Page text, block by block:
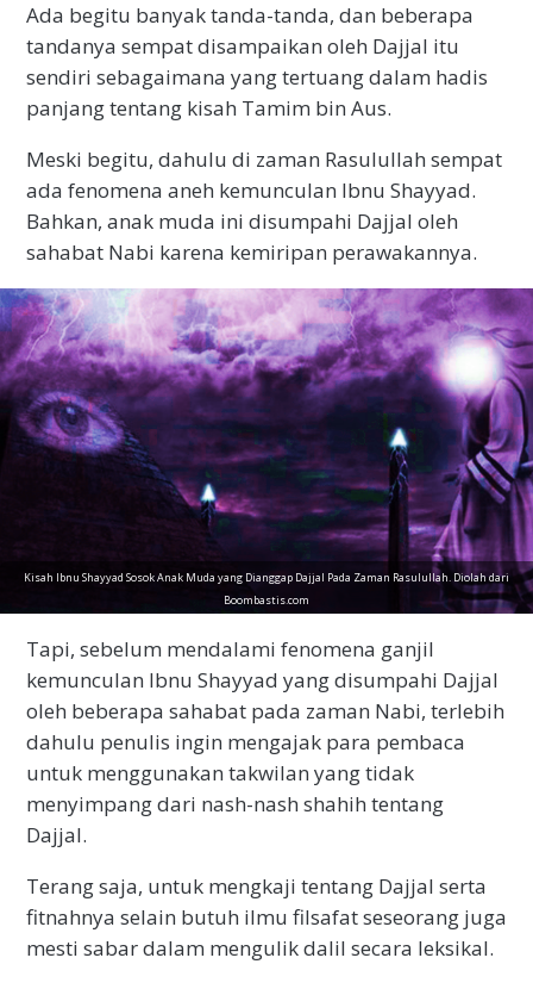
Ada begitu banyak tanda-tanda, dan beberapa
tandanya sempat disampaikan oleh Dajjal itu
sendiri sebagaimana yang tertuang dalam hadis
panjang tentang kisah Tamim bin Aus.
Meski begitu, dahulu di zaman Rasulullah sempat
ada fenomena aneh kemunculan Ibnu Shayyad.
Bahkan, anak muda ini disumpahi Dajjal oleh
sahabat Nabi karena kemiripan perawakannya.
Kisah Ibnu Shayyad Sosok Anak Muda yang Dianggap Dajjal Pada Zaman Rasulullah. Diolah dari
Boombastis.com
Tapi, sebelum mendalami fenomena ganjil
kemunculan Ibnu Shayyad yang disumpahi Dajjal
oleh beberapa sahabat pada zaman Nabi, terlebih
dahulu penulis ingin mengajak para pembaca
untuk menggunakan takwilan yang tidak
menyimpang dari nash-nash shahih tentang
Dajjal.
Terang saja, untuk mengkaji tentang Dajjal serta
fitnahnya selain butuh ilmu filsafat seseorang juga
mesti sabar dalam mengulik dalil secara leksikal.